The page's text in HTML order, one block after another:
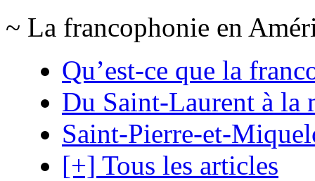
~ La francophonie en
Qu’est-ce que la
Du Saint-Laurent à la
Saint-Pierre-et-
[+] Tous les articles